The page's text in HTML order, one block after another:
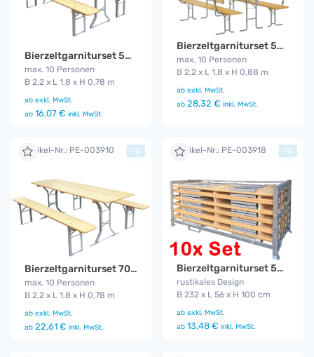
Bierzeltgarniturset 50 cm Gala
max. 10 Personen
B 2,2 x L 1,8 x H 0,78 m
ab exkl. MwSt.
ab 16,07 € inkl. MwSt.
Bierzeltgarniturset 50 cm mit Lehne Gala
max. 10 Personen
B 2,2 x L 1,8 x H 0,88 m
ab exkl. MwSt.
ab 28,32 € inkl. MwSt.
Artikel-Nr.: PE-003910
Bierzeltgarniturset 70 cm Gala
max. 10 Personen
B 2,2 x L 1,8 x H 0,78 m
ab exkl. MwSt.
ab 22,61 € inkl. MwSt.
+ Artikel-Nr.: PE-003918
Bierzeltgarniturset 50 cm Gala 10er Set
rustikales Design
B 232 x L 56 x H 100 cm
ab exkl. MwSt.
ab 13,48 € inkl. MwSt.
+